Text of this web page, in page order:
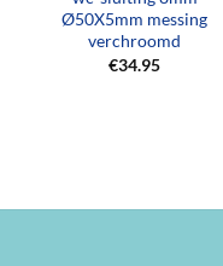
Ø50X5mm messing
verchroomd
€34.95